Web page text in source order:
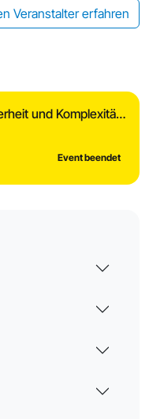
Veranstalter erfahren
Expedition Erfolg: Wie du Unsicherheit und Komplexität meisterst
Event beendet